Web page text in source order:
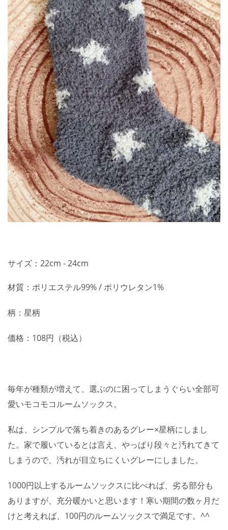
サイズ：22cm - 24cm
材質：ポリエステル99% / ポリウレタン1%
柄：星柄
価格：108円（税込）
毎年が種類が増えて、選ぶのに困ってしまうぐらい全部可
愛いモコモコルームソックス。
私は、シンプルで落ち着きのあるグレー×星柄にしまし
た。家で履いているとは言え、やっぱり段々と汚れてきて
しまうので、汚れが目立ちにくいグレーにしました。
1000円以上するルームソックスに比べれば、劣る部分も
ありますが、充分暖かいと思います！寒い期間の数ヶ月だ
けと考えれば、100円のルームソックスで満足です。^^